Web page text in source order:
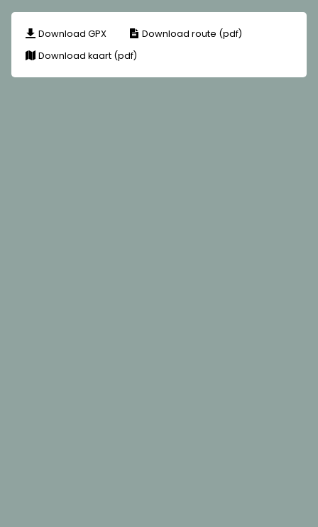
Download GPX
Download route (pdf)
Download kaart (pdf)